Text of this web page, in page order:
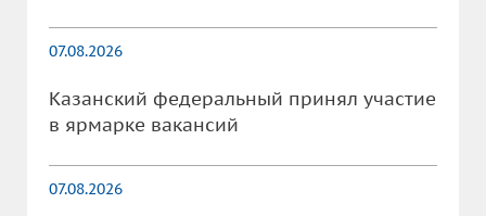
07.08.2026
Казанский федеральный принял участие
в ярмарке вакансий
07.08.2026